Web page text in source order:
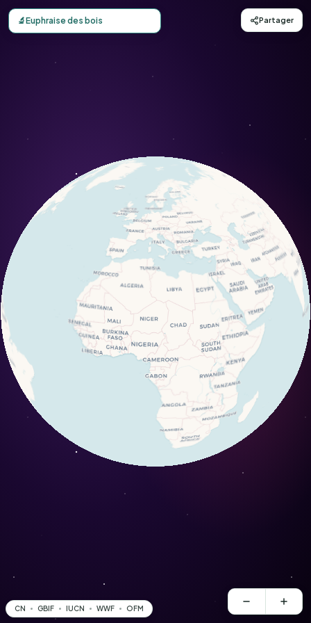
Carte d'observation du Euphraise des bois (Euphrasia
🔬Euphraise des bois Partager
CN GBIF IUCN WWF OFM